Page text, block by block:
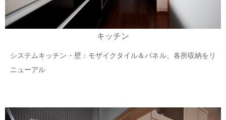
キッチン
システムキッチン・壁：モザイクタイル＆パネル、各所収納をリ
ニューアル